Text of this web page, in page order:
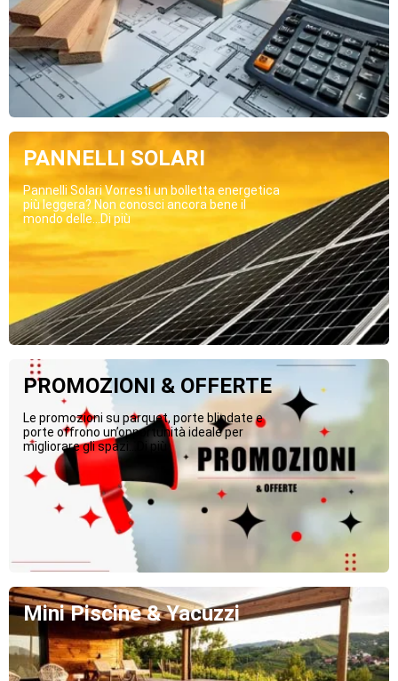
PANNELLI SOLARI
Pannelli Solari Vorresti un bolletta energetica
più leggera? Non conosci ancora bene il
mondo delle...Di più
PROMOZIONI & OFFERTE
Le promozioni su parquet, porte blindate e
porte offrono un’opportunità ideale per
migliorare gli spazi...Di più
Mini Piscine & Yacuzzi